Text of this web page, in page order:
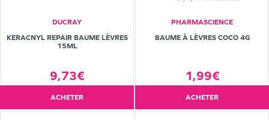
DUCRAY
KERACNYL REPAIR BAUME LÈVRES
15ML
9,73€
ACHETER
PHARMASCIENCE
BAUME À LÈVRES COCO 4G
1,99€
ACHETER